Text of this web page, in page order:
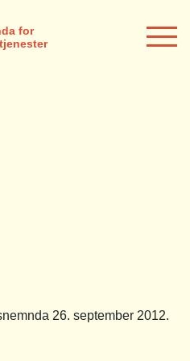
for
26. september 2012.